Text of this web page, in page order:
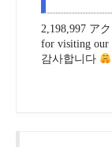
2,198,997 ア
for visiting our
감사합니다